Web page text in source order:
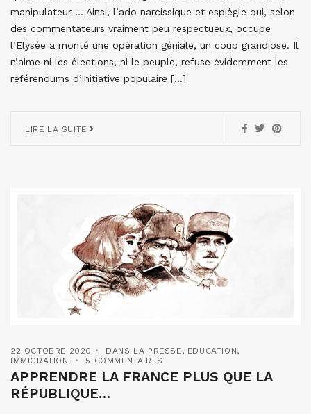
manipulateur … Ainsi, l’ado narcissique et espiègle qui, selon
des commentateurs vraiment peu respectueux, occupe
l’Elysée a monté une opération géniale, un coup grandiose. Il
n’aime ni les élections, ni le peuple, refuse évidemment les
référendums d’initiative populaire […]
LIRE LA SUITE
22 OCTOBRE 2020 DANS LA PRESSE, EDUCATION,
IMMIGRATION
5 COMMENTAIRES
APPRENDRE LA FRANCE PLUS QUE LA
RÉPUBLIQUE…